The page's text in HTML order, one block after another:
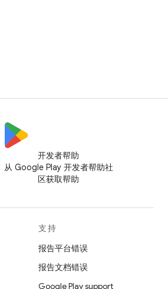
开发者帮助
从 Google Play 开发者帮助社
区获取帮助
支持
报告平台错误
报告文档错误
Google Play support